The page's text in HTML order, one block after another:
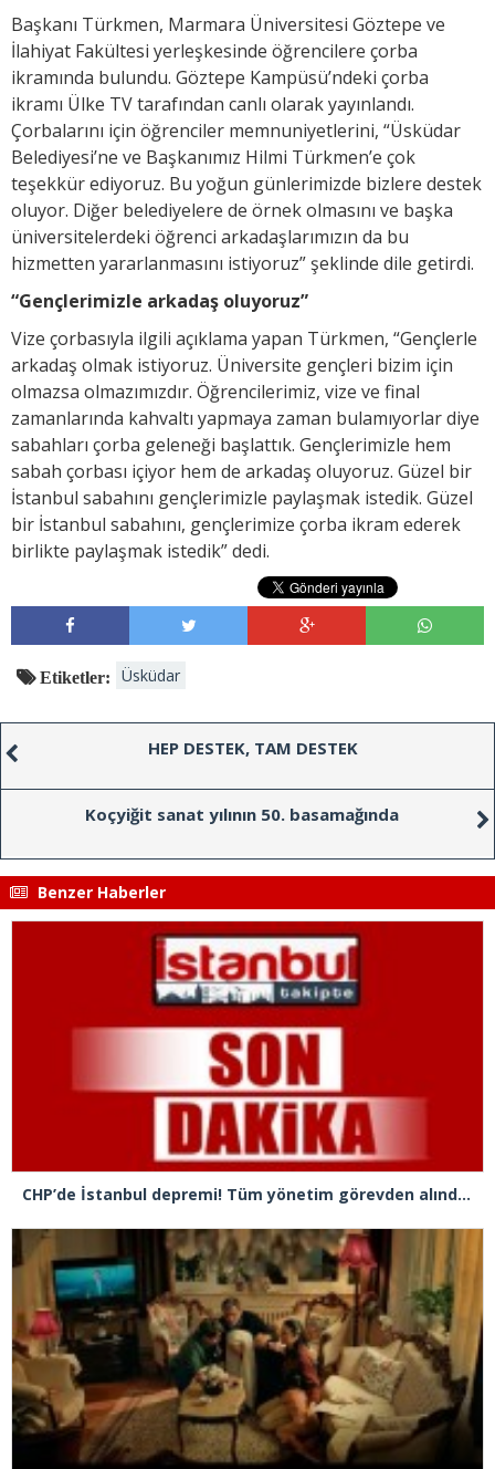
Başkanı Türkmen, Marmara Üniversitesi Göztepe ve
İlahiyat Fakültesi yerleşkesinde öğrencilere çorba
ikramında bulundu. Göztepe Kampüsü’ndeki çorba
ikramı Ülke TV tarafından canlı olarak yayınlandı.
Çorbalarını için öğrenciler memnuniyetlerini, “Üsküdar
Belediyesi’ne ve Başkanımız Hilmi Türkmen’e çok
teşekkür ediyoruz. Bu yoğun günlerimizde bizlere destek
oluyor. Diğer belediyelere de örnek olmasını ve başka
üniversitelerdeki öğrenci arkadaşlarımızın da bu
hizmetten yararlanmasını istiyoruz” şeklinde dile getirdi.
“Gençlerimizle arkadaş oluyoruz”
Vize çorbasıyla ilgili açıklama yapan Türkmen, “Gençlerle
arkadaş olmak istiyoruz. Üniversite gençleri bizim için
olmazsa olmazımızdır. Öğrencilerimiz, vize ve final
zamanlarında kahvaltı yapmaya zaman bulamıyorlar diye
sabahları çorba geleneği başlattık. Gençlerimizle hem
sabah çorbası içiyor hem de arkadaş oluyoruz. Güzel bir
İstanbul sabahını gençlerimizle paylaşmak istedik. Güzel
bir İstanbul sabahını, gençlerimize çorba ikram ederek
birlikte paylaşmak istedik” dedi.
Etiketler: Üsküdar
HEP DESTEK, TAM DESTEK
Koçyiğit sanat yılının 50. basamağında
Benzer Haberler
CHP’de İstanbul depremi! Tüm yönetim görevden alındı, Gürsel Tekin İl Başkanı oldu